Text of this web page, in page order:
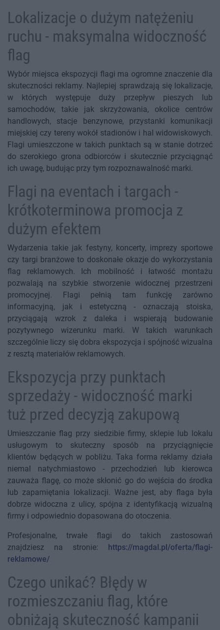
Lokalizacje o dużym natężeniu
ruchu - maksymalna widoczność
flag
Wybór miejsca ekspozycji flagi ma ogromne znaczenie dla
skuteczności reklamy. Najlepiej sprawdzają się lokalizacje,
w których występuje duży przepływ pieszych lub
samochodów, takie jak skrzyżowania, okolice centrów
handlowych, stacje benzynowe, przystanki komunikacji
miejskiej czy tereny wokół stadionów i hal widowiskowych.
Flagi umieszczone w takich punktach są w stanie dotrzeć
do szerokiego grona odbiorców i skutecznie przyciągnąć
ich uwagę, budując przy tym rozpoznawalność marki.
Flagi na eventach i targach -
krótkoterminowa promocja z
dużym efektem
Wydarzenia takie jak festyny, koncerty, imprezy sportowe
czy targi branżowe to doskonałe okazje do wykorzystania
flag reklamowych. Ich mobilność i łatwość montażu
pozwalają na szybkie stworzenie widocznej przestrzeni
promocyjnej. Flagi pełnią tam funkcję zarówno
informacyjną, jak i estetyczną - oznaczają stoiska,
przyciągają wzrok z daleka i wspierają budowanie
pozytywnego wizerunku marki. W takich warunkach
szczególnie liczy się dobra ekspozycja i spójność wizualna
z resztą materiałów reklamowych.
Ekspozycja przy punktach
sprzedaży - widoczność marki
tuż przed decyzją zakupową
Umieszczanie flag przy siedzibie firmy, sklepie lub lokalu
usługowym to skuteczny sposób na przyciągnięcie
klientów będących w pobliżu. Taka forma reklamy działa
niemal natychmiastowo - przechodzień lub kierowca
zauważa flagę, co może skłonić go do wejścia do środka
lub zapamiętania lokalizacji. Ważne jest, aby flaga była
dobrze widoczna z ulicy, spójna z identyfikacją wizualną
firmy i odpowiednio dopasowana do otoczenia.
Profesjonalne, trwałe flagi do takich zastosowań
znajdziesz na stronie:
https://magdal.pl/oferta/flagi-
reklamowe/
Czego unikać? Błędy w
rozmieszczaniu flag, które
obniżają skuteczność kampanii